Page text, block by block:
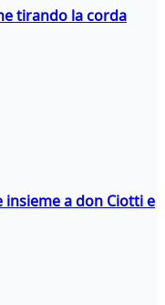
tirando la corda
insieme a don Ciotti e